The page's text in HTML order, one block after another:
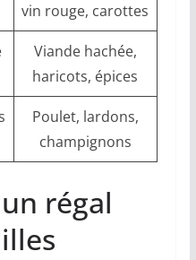
vin rouge, carottes
Viande hachée,
haricots, épices
Poulet, lardons,
champignons
régal